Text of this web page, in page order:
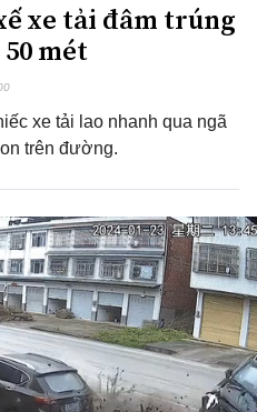
xe tải đâm trúng
mét
xe tải lao nhanh qua ngã
trên đường.